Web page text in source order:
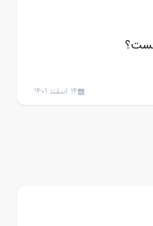
14 اسفند 1401